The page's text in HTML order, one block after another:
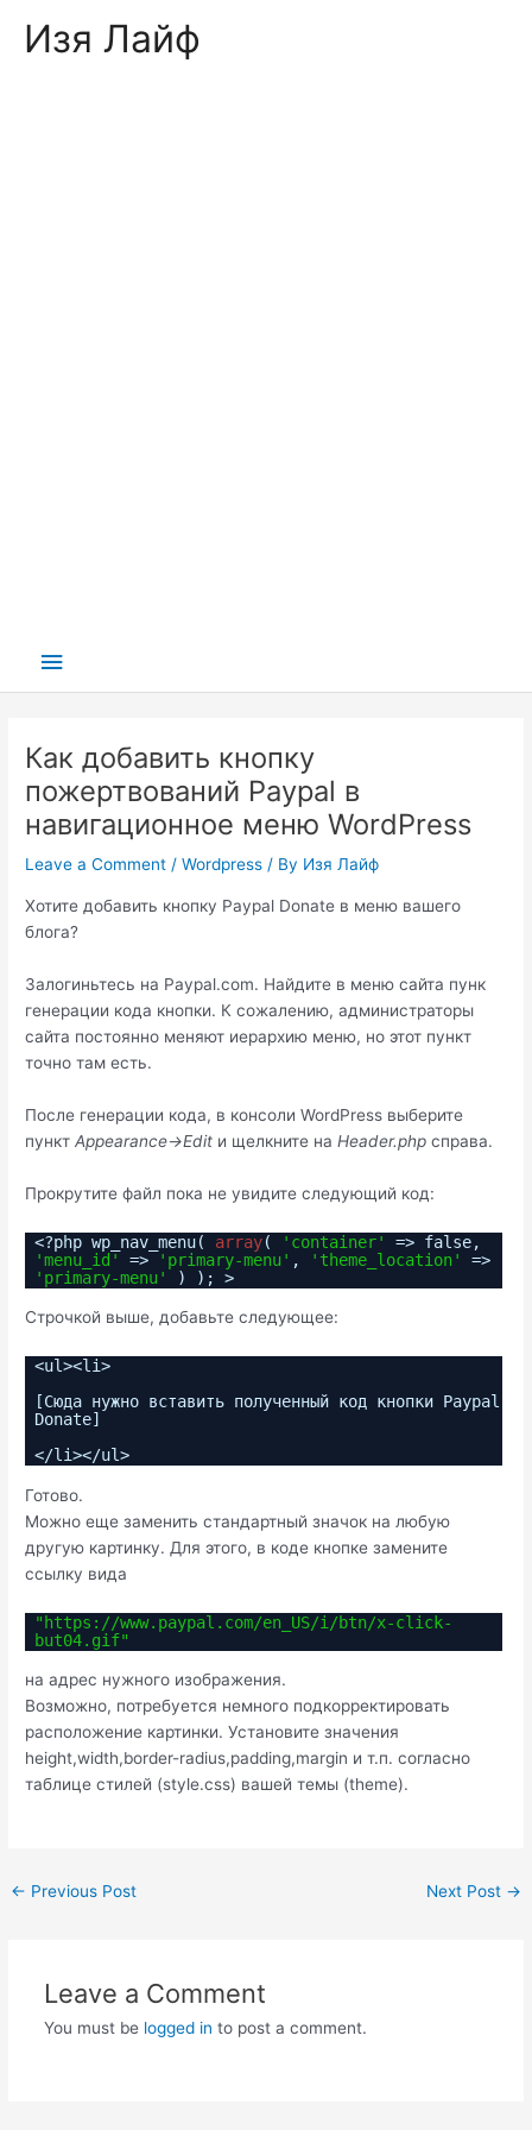
Изя Лайф
Main
Как добавить кнопку
пожертвований Paypal в
навигационное меню WordPress
Leave a Comment /Wordpress / By Изя Лайф
Хотите добавить кнопку Paypal Donate в меню вашего
блога?
Залогиньтесь на Paypal.com. Найдите в меню сайта пунк
генерации кода кнопки. К сожалению, администраторы
сайта постоянно меняют иерархию меню, но этот пункт
точно там есть.
После генерации кода, в консоли WordPress выберите
пунктAppearance->Edit и щелкните наHeader.php справа.
Прокрутите файл пока не увидите следующий код:
<?php wp_nav_menu( array( 'container'
=> false,
'menu_id'
=> 'primary-menu' , 'theme_location'
=>
'primary-menu'
) ); >
Строчкой выше, добавьте следующее:
<ul><li>
[Сюда нужно вставить полученный код кнопки Paypal
Donate]
</li></ul>
Готово.
Можно еще заменить стандартный значок на любую
другую картинку. Для этого, в коде кнопке замените
ссылку вида
"https://www.paypal.com/en_US/i/btn/x-click-
but04.gif"
на адрес нужного изображения.
Возможно, потребуется немного подкорректировать
расположение картинки. Установите значения
height,width,border-radius,padding,margin и т.п. согласно
таблице стилей (style.css) вашей темы (theme).
Post
← Previous Post Next Post →
Leave a Comment
You must be logged in to post a comment.